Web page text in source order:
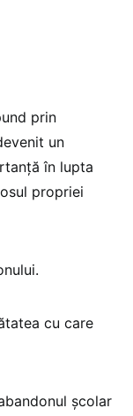
prin
un
în lupta
propriei
cu care
școlar